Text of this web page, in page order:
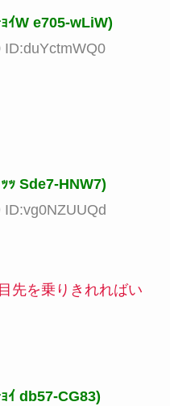
ｲW e705-wLiW)
ID:duYctmWQ0
ｯ Sde7-HNW7)
先を乗りきれればい
ｲ db57-CG83)